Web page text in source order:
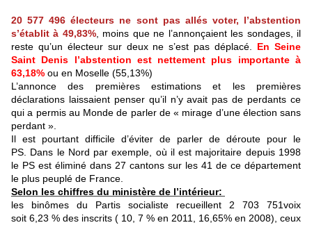
20 577 496 électeurs ne sont pas allés voter, l’abstention
s’établit à 49,83%, moins que ne l’annonçaient les sondages, il
reste qu’un électeur sur deux ne s’est pas déplacé. En Seine
Saint Denis l’abstention est nettement plus importante à
63,18% ou en Moselle (55,13%)
L’annonce des premières estimations et les premières
déclarations laissaient penser qu’il n’y avait pas de perdants ce
qui a permis au Monde de parler de « mirage d’une élection sans
perdant ».
Il est pourtant difficile d’éviter de parler de déroute pour le
PS. Dans le Nord par exemple, où il est majoritaire depuis 1998
le PS est éliminé dans 27 cantons sur les 41 de ce département
le plus peuplé de France.
Selon les chiffres du ministère de l’intérieur:
les binômes du Partis socialiste recueillent 2 703 751voix
soit 6,23 % des inscrits ( 10, 7 % en 2011, 16,65% en 2008), ceux